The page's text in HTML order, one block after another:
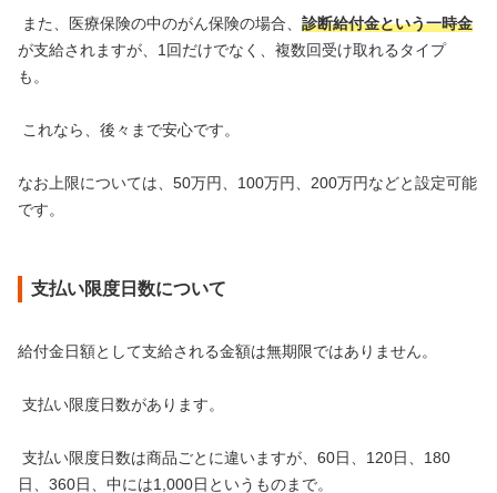
また、医療保険の中のがん保険の場合、 診断給付金という一時金
が支給されますが、1回だけでなく、複数回受け取れるタイプ
も。
これなら、後々まで安心です。
なお上限については、50万円、100万円、200万円などと設定可能
です。
支払い限度日数について
給付金日額として支給される金額は無期限ではありません。
支払い限度日数があります。
支払い限度日数は商品ごとに違いますが、60日、120日、180
日、360日、中には1,000日というものまで。